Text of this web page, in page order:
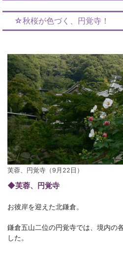
☆秋桜が色づく、円覚寺！
芙蓉、円覚寺（9月22日）
◆芙蓉、円覚寺
お彼岸を迎えた北鎌倉。
鎌倉五山二位の円覚寺では、境内の
した。